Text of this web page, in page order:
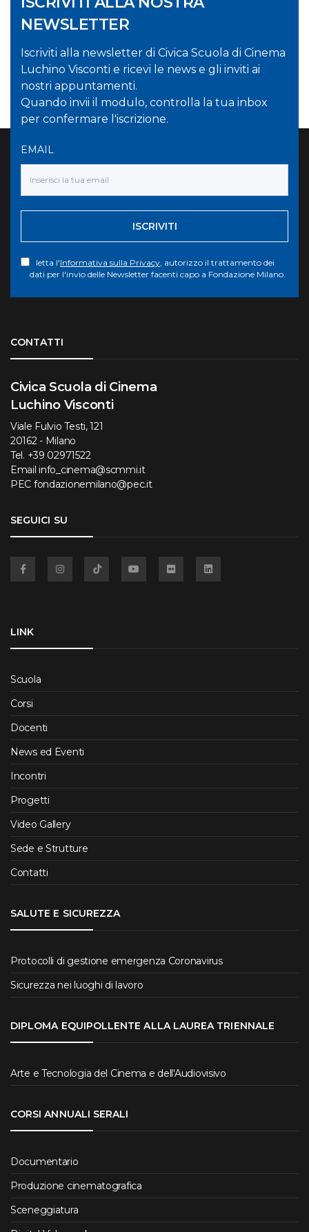
NEWSLETTER
Iscriviti alla newsletter di Civica Scuola di Cinema
Luchino Visconti e ricevi le news e gli inviti ai
nostri appuntamenti.
Quando invii il modulo, controlla la tua inbox
per confermare l'iscrizione.
EMAIL
ISCRIVITI
letta l'Informativa sulla Privacy , autorizzo il trattamento dei
dati per l'invio delle Newsletter facenti capo a Fondazione Milano.
CONTATTI
Civica Scuola di Cinema
Luchino Visconti
Viale Fulvio Testi, 121
20162 - Milano
Tel. +39 02971522
Email info_cinema@scmmi.it
PEC fondazionemilano@pec.it
SEGUICI SU
LINK
Scuola
Corsi
Docenti
News ed Eventi
Incontri
Progetti
Video Gallery
Sede e Strutture
Contatti
SALUTE E SICUREZZA
Protocolli di gestione emergenza Coronavirus
Sicurezza nei luoghi di lavoro
DIPLOMA EQUIPOLLENTE ALLA LAUREA TRIENNALE
Arte e Tecnologia del Cinema e dell'Audiovisivo
CORSI ANNUALI SERALI
Documentario
Produzione cinematografica
Sceneggiatura